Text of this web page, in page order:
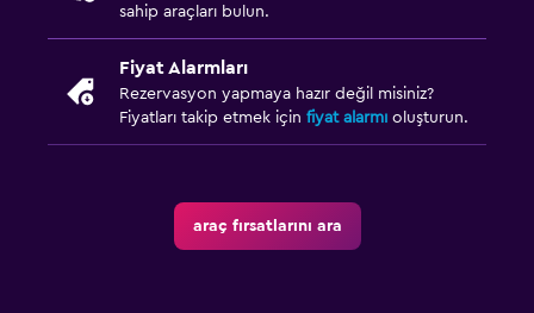
sahip araçları bulun.
Fiyat Alarmları
Rezervasyon yapmaya hazır değil misiniz?
Fiyatları takip etmek için fiyat alarmı oluşturun.
araç fırsatlarını ara